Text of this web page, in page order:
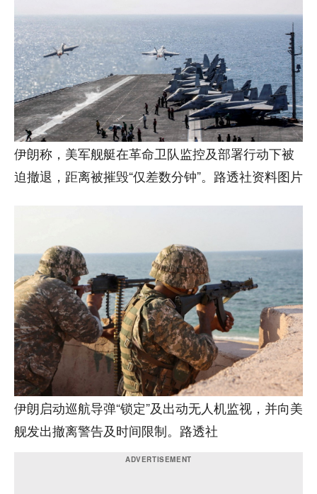
伊朗称，美军舰艇在革命卫队监控及部署行动下被
迫撤退，距离被摧毁“仅差数分钟”。路透社资料图片
伊朗启动巡航导弹“锁定”及出动无人机监视，并向美
舰发出撤离警告及时间限制。路透社